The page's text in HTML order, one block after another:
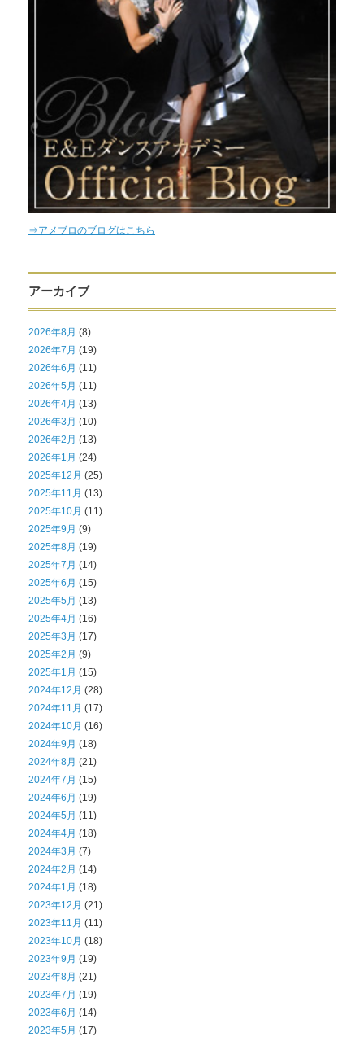
⇒アメブロのブログはこちら
アーカイブ
2026年8月 (8)
2026年7月 (19)
2026年6月 (11)
2026年5月 (11)
2026年4月 (13)
2026年3月 (10)
2026年2月 (13)
2026年1月 (24)
2025年12月 (25)
2025年11月 (13)
2025年10月 (11)
2025年9月 (9)
2025年8月 (19)
2025年7月 (14)
2025年6月 (15)
2025年5月 (13)
2025年4月 (16)
2025年3月 (17)
2025年2月 (9)
2025年1月 (15)
2024年12月 (28)
2024年11月 (17)
2024年10月 (16)
2024年9月 (18)
2024年8月 (21)
2024年7月 (15)
2024年6月 (19)
2024年5月 (11)
2024年4月 (18)
2024年3月 (7)
2024年2月 (14)
2024年1月 (18)
2023年12月 (21)
2023年11月 (11)
2023年10月 (18)
2023年9月 (19)
2023年8月 (21)
2023年7月 (19)
2023年6月 (14)
2023年5月 (17)